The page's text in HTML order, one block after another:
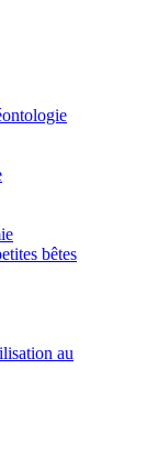
bêtes
au